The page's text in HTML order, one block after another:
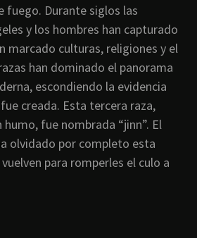
fuego. Durante siglos las
y los hombres han capturado
marcado culturas, religiones y el
han dominado el panorama
escondiendo la evidencia
creada. Esta tercera raza,
fue nombrada “jinn”. El
olvidado por completo esta
para romperles el culo a